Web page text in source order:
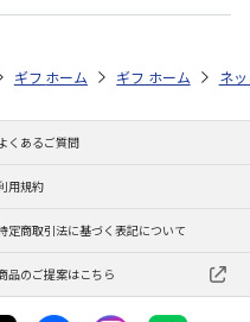
結婚内祝い ポロ ラルフ ロ
内祝い・お返し 結婚内祝い
ギフト通販 内祝い・お返し
ホーム ギフト通販 内
ホーム ネ
くあるご質問
用規約
定商取引法に基づく表記について
品のご提案はこちら